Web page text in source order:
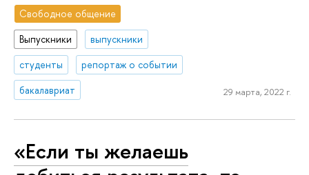
Свободное общение
Выпускники
выпускники
студенты
репортаж о событии
бакалавриат
29 марта, 2022 г.
«Если ты желаешь